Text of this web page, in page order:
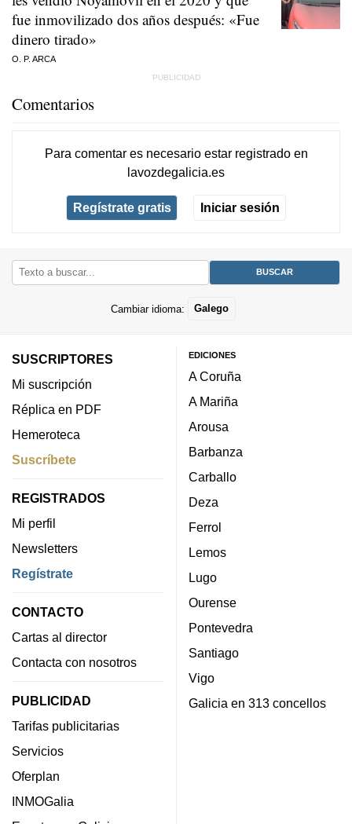
fue inmovilizado dos años después: «Fue
dinero tirado»
O. P. ARCA
Comentarios
Para comentar es necesario estar registradoen
lavozdegalicia.es
Regístrate gratis Iniciar sesión
Cambiar idioma: Galego
SUSCRIPTORES
Mi suscripción
Réplica en PDF
Hemeroteca
Suscríbete
REGISTRADOS
Mi perfil
Newsletters
Regístrate
CONTACTO
Cartas al director
Contacta con nosotros
PUBLICIDAD
Tarifas publicitarias
Servicios
Oferplan
INMOGalia
EDICIONES
A Coruña
A Mariña
Arousa
Barbanza
Carballo
Deza
Ferrol
Lemos
Lugo
Ourense
Pontevedra
Santiago
Vigo
Galicia en 313 concellos